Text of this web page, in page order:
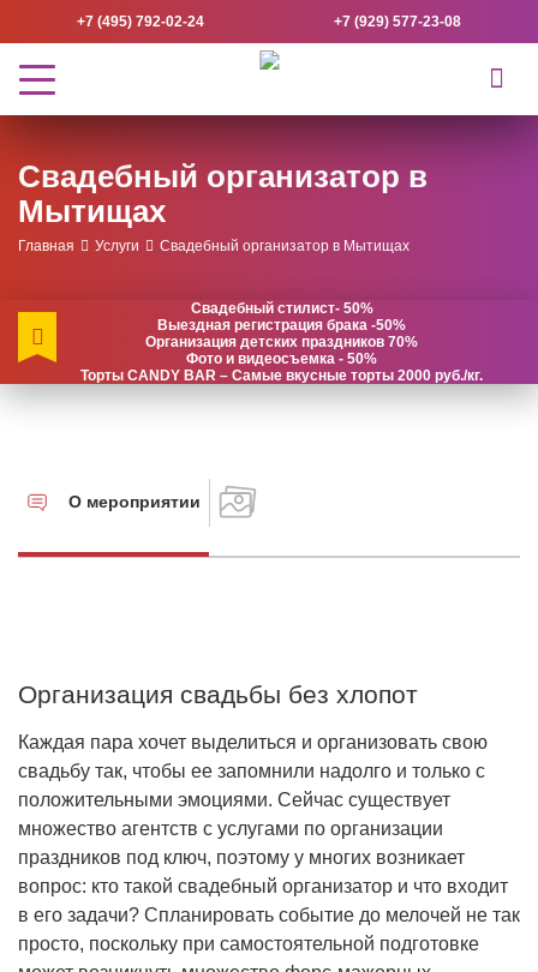
+7 (495) 792-02-24 +7 (929) 577-23-08
Свадебный организатор в
Мытищах
Главная Услуги Свадебный организатор в Мытищах
Свадебный стилист- 50%
Выездная регистрация брака -50%
Организация детских праздников 70%
Фото и видеосъемка - 50%
Торты CANDY BAR – Самые вкусные торты 2000 руб./кг.
О мероприятии
Организация свадьбы без хлопот
Каждая пара хочет выделиться и организовать свою
свадьбу так, чтобы ее запомнили надолго и только с
положительными эмоциями. Сейчас существует
множество агентств с услугами по организации
праздников под ключ, поэтому у многих возникает
вопрос: кто такой свадебный организатор и что входит
в его задачи? Спланировать событие до мелочей не так
просто, поскольку при самостоятельной подготовке